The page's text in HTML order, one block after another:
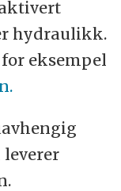
hydraulikk.
eksempel